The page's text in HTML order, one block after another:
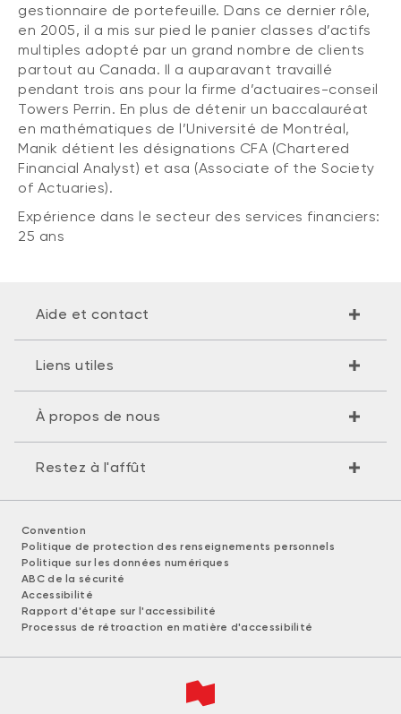
gestionnaire de portefeuille. Dans ce dernier rôle,
en 2005, il a mis sur pied le panier classes d’actifs
multiples adopté par un grand nombre de clients
partout au Canada. Il a auparavant travaillé
pendant trois ans pour la firme d’actuaires-conseil
Towers Perrin. En plus de détenir un baccalauréat
en mathématiques de l’Université de Montréal,
Manik détient les désignations CFA (Chartered
Financial Analyst) et asa (Associate of the Society
of Actuaries).
Expérience dans le secteur des services financiers:
25 ans
Aide et contact
Liens utiles
À propos de nous
Restez à l'affût
Convention
Politique de protection des renseignements personnels
Politique sur les données numériques
ABC de la sécurité
Accessibilité
Rapport d'étape sur l'accessibilité
Processus de rétroaction en matière d'accessibilité